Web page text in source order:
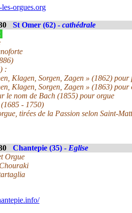
orgues.org
St Omer (62) - cathédrale
:
Klagen, Sorgen, Zagen » (1862) pour
Klagen, Sorgen, Zagen » (1863) pour
le nom de Bach (1855) pour orgue
- 1750)
tirées de la Passion selon Saint-
Chantepie (35) - Eglise
Orgue